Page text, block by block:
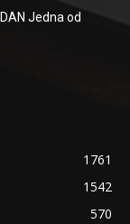
Jedna od
1761
1542
570